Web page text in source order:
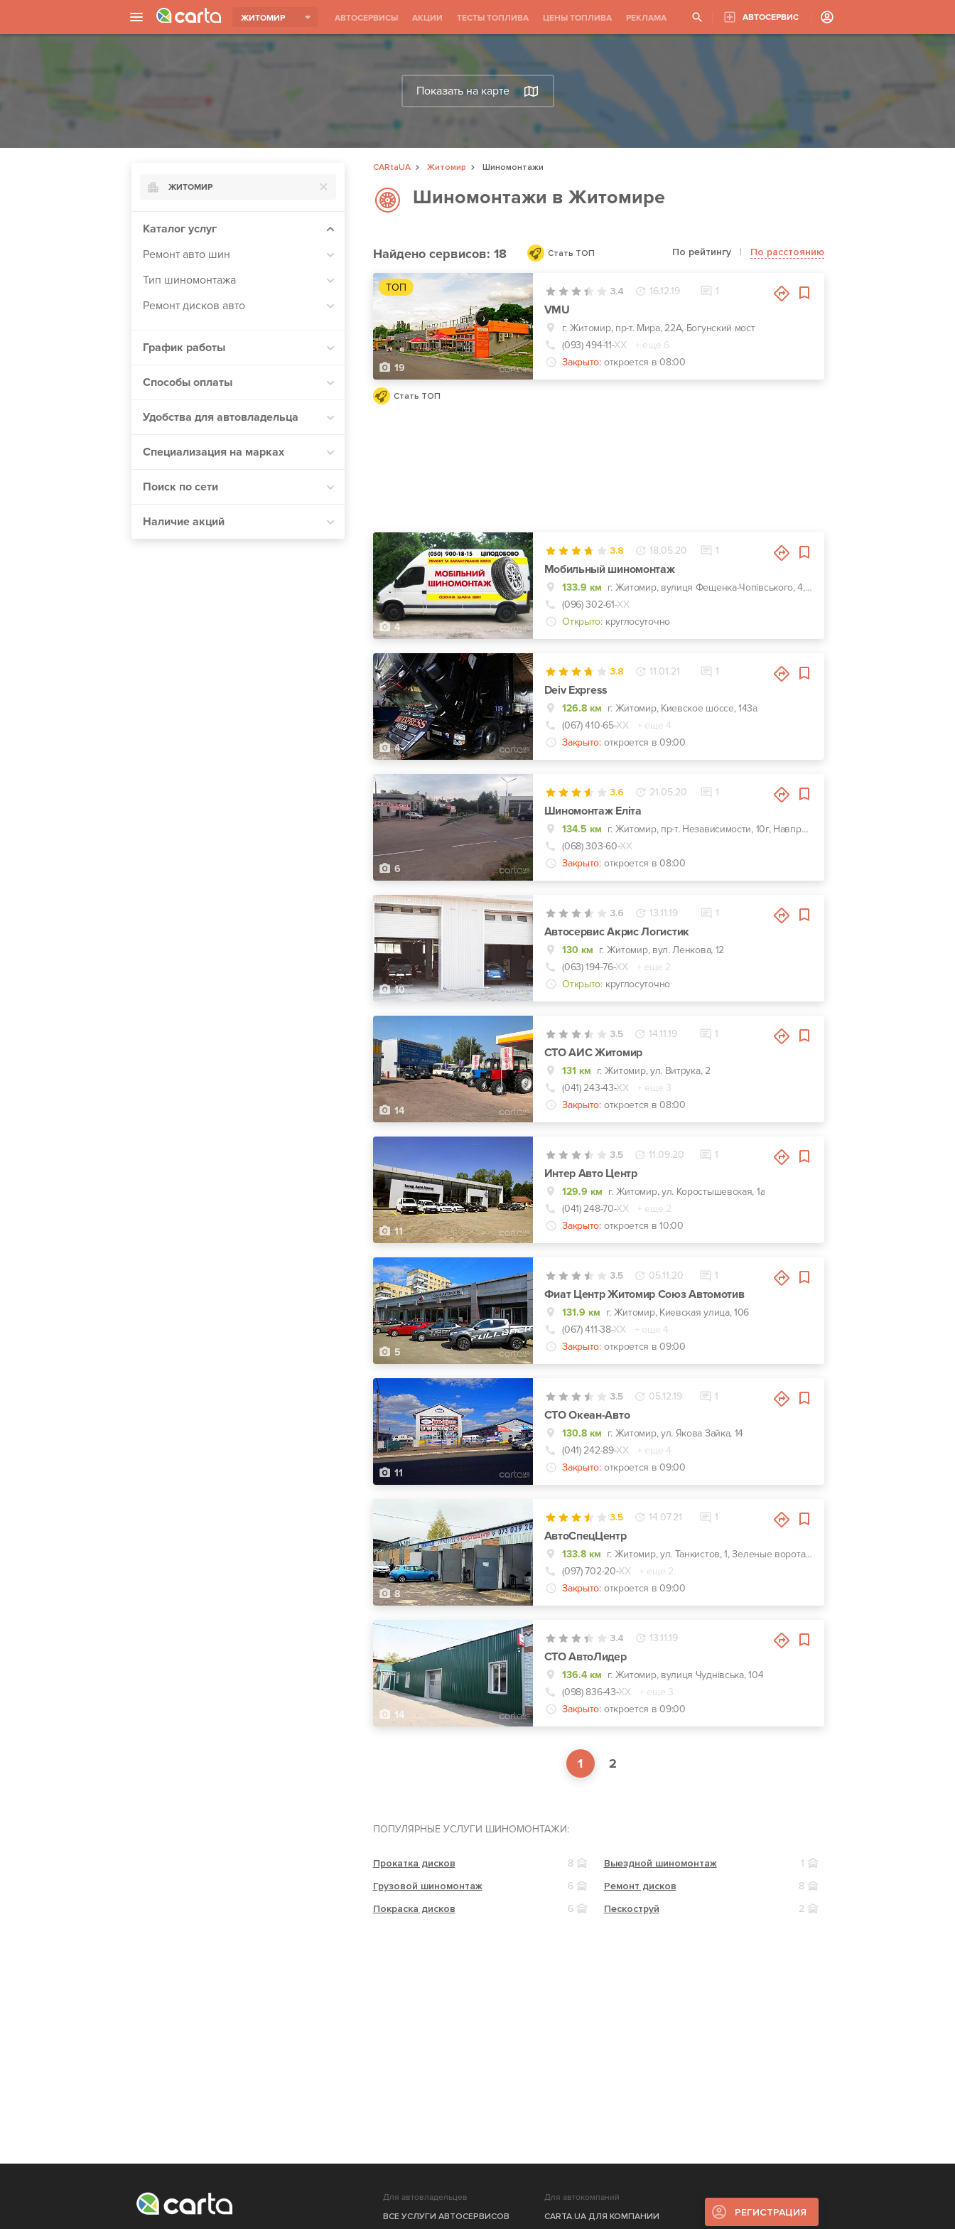
ЖИТОМИР АВТОСЕРВИСЫ АКЦИИ ТЕСТЫ ТОПЛИВА ЦЕНЫ ТОПЛИВА РЕКЛАМА АВТОСЕРВИС
Показать на карте
CARtaUA Житомир
Шиномонтажи
ЖИТОМИР
Запорожье
Ужгород
Днепр
Житомир
Николаев
Мелитополь
Черкассы
Хмельницкий
Полтава
Каталог услуг
Ремонт авто шин
Тип шиномонтажа
Ремонт дисков авто
График работы
Способы оплаты
Удобства для автовладельца
Специализация на марках
Поиск по сети
Наличие акций
Шиномонтажи в Житомире
Найденосервисов: 18 Стать ТОП По рейтингу | По расстоянию
ТОП
19
3.4 16.12.19 1
VMU
г. Житомир, пр-т. Мира, 22А, Богунский мост
(093) 494-11-ХХ
+ еще 6
Закрыто: откроется в 08:00
Стать ТОП
4
3.8 18.05.20 1
Мобильный шиномонтаж
133.9 км
г. Житомир, вулиця Фещенка-Чопівського, 4, Выезд по городу и области 24/7
(096) 302-61-ХХ
Открыто: круглосуточно
4
3.8 11.01.21 1
Deiv Express
126.8 км г. Житомир, Киевское шоссе, 143а
(067) 410-65-ХХ
+ еще 4
Закрыто: откроется в 09:00
6
3.6 21.05.20 1
Шиномонтаж Еліта
134.5 км
г. Житомир, пр-т. Независимости, 10г, Навпроти DODO , біля АЗС ОККО
(068) 303-60-ХХ
Закрыто: откроется в 08:00
10
3.6 13.11.19 1
Автосервис Акрис Логистик
130 км г. Житомир, вул. Ленкова, 12
(063) 194-76-ХХ
+ еще 2
Открыто: круглосуточно
14
3.5 14.11.19 1
СТО АИС Житомир
131 км г. Житомир, ул. Витрука, 2
(041) 243-43-ХХ
+ еще 3
Закрыто: откроется в 08:00
11
3.5 11.09.20 1
Интер Авто Центр
129.9 км г. Житомир, ул. Коростышевская, 1а
(041) 248-70-ХХ
+ еще 2
Закрыто: откроется в 10:00
5
3.5 05.11.20 1
Фиат Центр Житомир Союз Автомотив
131.9 км г. Житомир, Киевская улица, 106
(067) 411-38-ХХ
+ еще 4
Закрыто: откроется в 09:00
11
3.5 05.12.19 1
СТО Океан-Авто
130.8 км г. Житомир, ул. Якова Зайка, 14
(041) 242-89-ХХ
+ еще 4
Закрыто: откроется в 09:00
8
3.5 14.07.21 1
АвтоСпецЦентр
133.8 км
г. Житомир, ул. Танкистов, 1, Зеленые ворота, синяя вывеска АвтоСпецЦентр
(097) 702-20-ХХ
+ еще 2
Закрыто: откроется в 09:00
14
3.4 13.11.19
СТО АвтоЛидер
136.4 км г. Житомир, вулиця Чуднівська, 104
(098) 836-43-ХХ
+ еще 3
Закрыто: откроется в 09:00
1 2
ПОПУЛЯРНЫЕ УСЛУГИ ШИНОМОНТАЖИ:
Прокатка дисков 8 Выездной шиномонтаж
1
Грузовой шиномонтаж
6 Ремонт дисков
8
Покраска дисков
6 Пескоструй 2
Для автовладельцев
ВСЕ УСЛУГИ АВТОСЕРВИСОВ
Для автокомпаний
CARTA.UA ДЛЯ КОМПАНИИ
РЕГИСТРАЦИЯ